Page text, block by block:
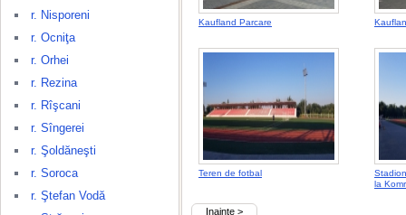
r. Nisporeni
r. Ocniţa
r. Orhei
r. Rezina
r. Rîşcani
r. Sîngerei
r. Şoldăneşti
r. Soroca
r. Ştefan Vodă
Kaufland Parcare
Teren de fotbal
la
Inainte >